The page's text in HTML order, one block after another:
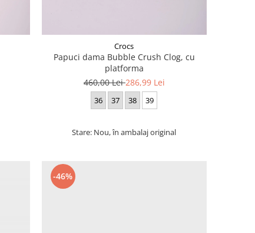
Crocs
Papuci dama Bubble Crush Clog, cu
platforma
460,00 Lei286,99 Lei
36 37 38 39
Stare: Nou, în ambalaj original
-46%